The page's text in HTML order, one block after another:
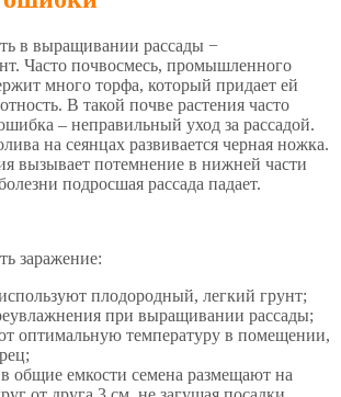
в выращивании рассады −
Часто почвосмесь, промышленного
много торфа, который придает ей
В такой почве растения часто
– неправильный уход за рассадой.
на сеянцах развивается черная ножка.
вызывает потемнение в нижней части
подросшая рассада падает.
заражение:
плодородный, легкий грунт;
при выращивании рассады;
оптимальную температуру в помещении,
общие емкости семена размещают на